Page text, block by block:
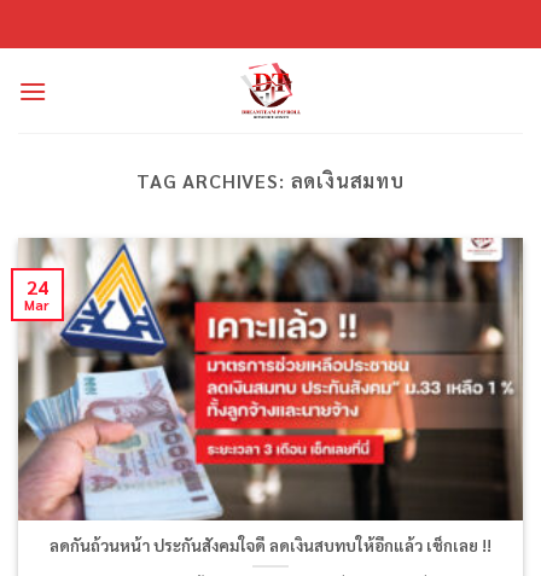
to
TAG ARCHIVES: ลดเงินสมทบ
ลดกันถ้วนหน้า ประกันสังคมใจดี ลดเงินสบทบให้อีกแล้ว เช็กเลย !!
24
Mar